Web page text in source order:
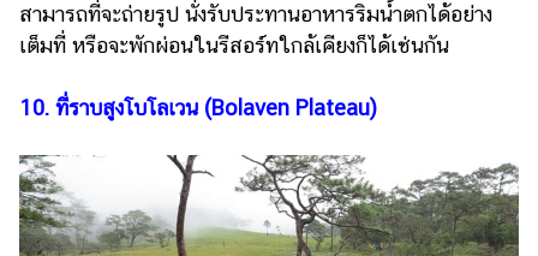
สามารถที่จะถ่ายรูป นั่งรับประทานอาหารริมน้ำตกได้อย่าง
เต็มที่ หรือจะพักผ่อนในรีสอร์ทใกล้เคียงก็ได้เช่นกัน
10. ที่ราบสูงโบโลเวน (Bolaven Plateau)